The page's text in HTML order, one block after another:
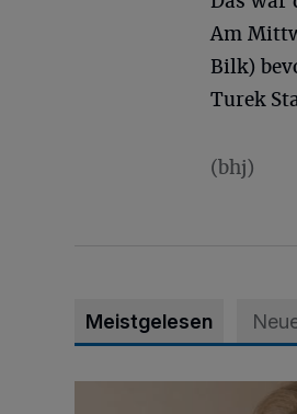
Am
Bilk)
Turek
(bhj)
Meistgelesen
SPD trauert um Klaus Hänsch